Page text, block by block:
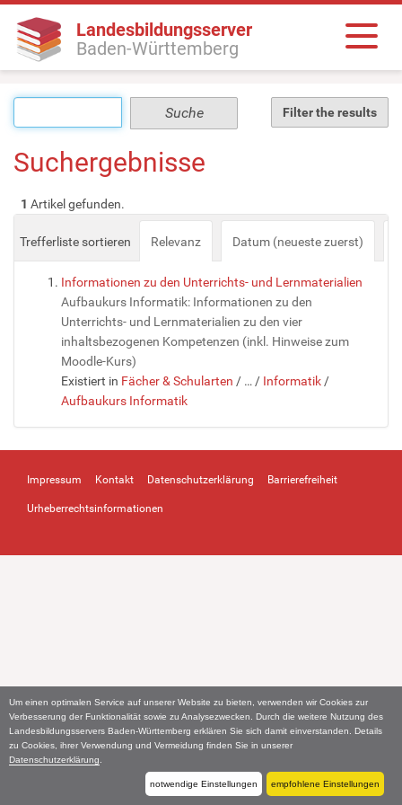
Um einen optimalen Service auf unserer Website zu bieten, verwenden wir Cookies zur
Verbesserung der Funktionalität sowie zu Analysezwecken. Durch die weitere Nutzung des
Landesbildungsservers Baden-Württemberg erklären Sie sich damit einverstanden. Details
zu Cookies, ihrer Verwendung und Vermeidung finden Sie in unserer
Datenschutzerklärung
notwendige Einstellungen empfohlene Einstellungen
Landesbildungsserver
Baden-Württemberg
Filter the results
Suchergebnisse
1 Artikel gefunden.
Trefferliste sortieren Relevanz Datum (neueste zuerst)
Informationen zu den Unterrichts- und Lernmaterialien
Aufbaukurs Informatik: Informationen zu den
Unterrichts- und Lernmaterialien zu den vier
inhaltsbezogenen Kompetenzen (inkl. Hinweise zum
Moodle-Kurs)
Existiert in Fächer & Schularten / … / Informatik /
Aufbaukurs Informatik
Impressum Kontakt Datenschutzerklärung Barrierefreiheit
Urheberrechtsinformationen